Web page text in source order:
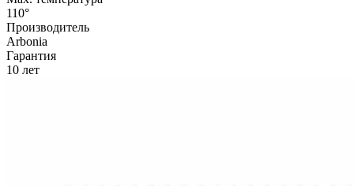
110°
Производитель
Arbonia
Гарантия
10 лет